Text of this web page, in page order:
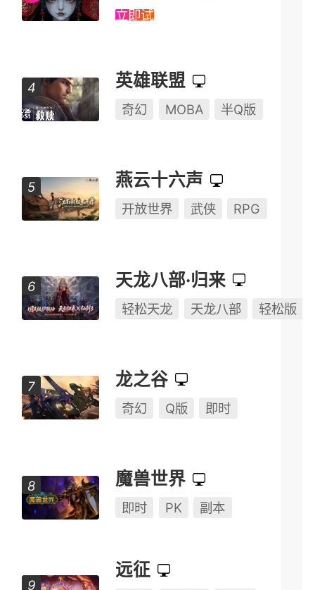
立即试玩
英雄联盟
奇幻 MOBA 半Q版
燕云十六声
开放世界 武侠 RPG
天龙八部·归来
轻松天龙 天龙八部 轻松版
龙之谷
奇幻 Q版 即时
魔兽世界
即时 PK 副本
远征